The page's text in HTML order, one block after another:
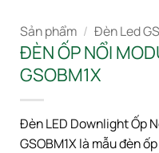
Sản phẩm / Đèn Led
ĐÈN ỐP NỔI
GSOBM1X
Đèn LED Downlight Ốp
GSOBM1X là mẫu đèn